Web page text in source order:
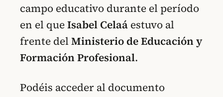
campo educativo durante el período
en el queIsabel Celaá estuvo al
frente delMinisterio de Educación y
Formación Profesional.
Podéis acceder al documento